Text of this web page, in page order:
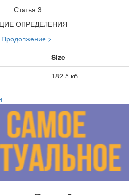
Статья 3
ОПРЕДЕЛЕНИЯ
Продолжение >
Size
182.5 кб